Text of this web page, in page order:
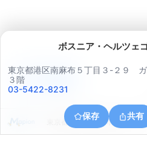
ボスニア・ヘルツェ
東京都港区南麻布５丁目３-２９ ガ
３階
03-5422-8231
保存 共有
東京都渋谷区恵比寿南２丁目７
アプリで見る